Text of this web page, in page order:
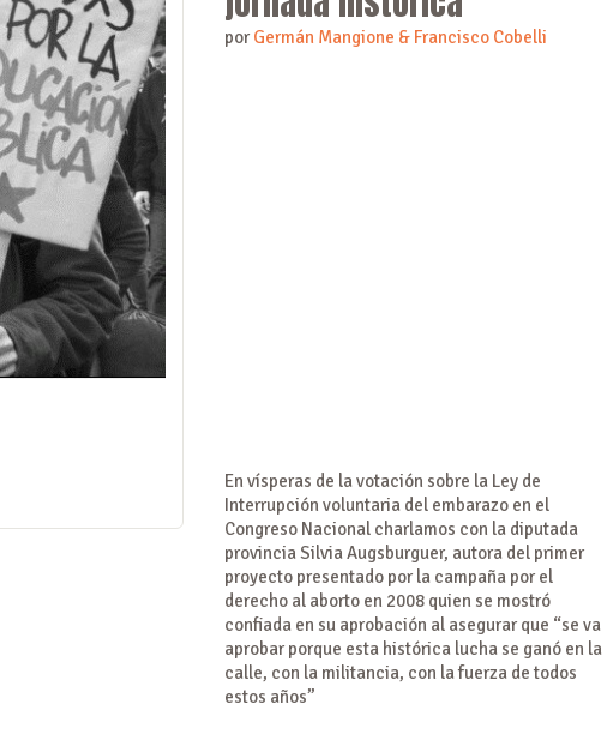
por Germán Mangione & Francisco Cobelli
En vísperas de la votación sobre la Ley de
Interrupción voluntaria del embarazo en el
Congreso Nacional charlamos con la diputada
provincia Silvia Augsburguer, autora del primer
proyecto presentado por la campaña por el
derecho al aborto en 2008 quien se mostró
confiada en su aprobación al asegurar que “se va
aprobar porque esta histórica lucha se ganó en la
calle, con la militancia, con la fuerza de todos
estos años”